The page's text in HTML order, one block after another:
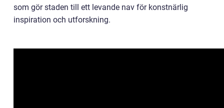
som gör staden till ett levande nav för konstnärlig
inspiration och utforskning.